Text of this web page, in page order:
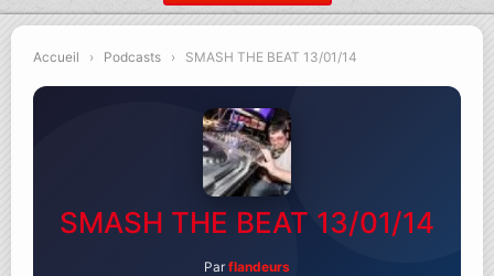
Accueil › Podcasts › SMASH THE BEAT 13/01/14
SMASH THE BEAT 13/01/14
Par flandeurs